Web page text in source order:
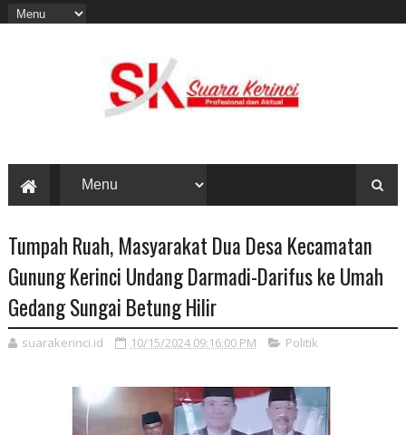
Tumpah Ruah, Masyarakat Dua Desa Kecamatan
Gunung Kerinci Undang Darmadi-Darifus ke Umah
Gedang Sungai Betung Hilir
suarakerinci.id 10/15/2024 09:16:00 PM Politik